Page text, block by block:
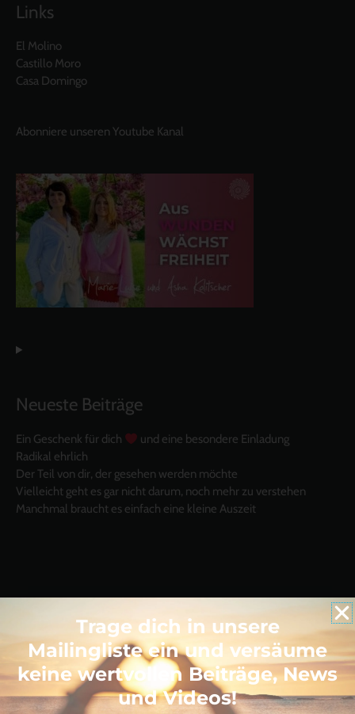
Links
El Molino
Castillo Moro
Casa Domingo
Abonniere unseren Youtube Kanal
Neueste Beiträge
Ein Geschenk für dich
und eine besondere Einladung
Radikal ehrlich
Der Teil von dir, der gesehen werden möchte
Vielleicht geht es gar nicht darum, noch mehr zu verstehen
Manchmal braucht es einfach eine kleine Auszeit
Like uns auf Facebook
Trage dich in unsere
Mailingliste ein und versäume
keine wertvollen Beiträge, News
und Videos!